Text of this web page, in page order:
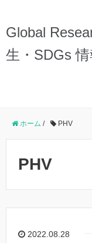
Global
生・SDGs 情
ホーム / PHV
PHV
2022.08.28